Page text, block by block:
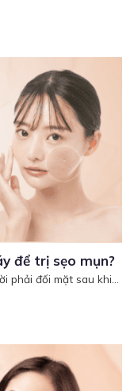
để trị sẹo mụn?
phải đối mặt sau khi...